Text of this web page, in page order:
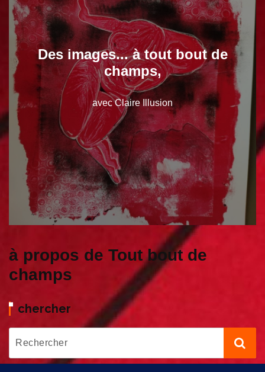
Des images... à tout bout de
champs,
avec Claire Illusion
à propos de Tout bout de
champs
chercher